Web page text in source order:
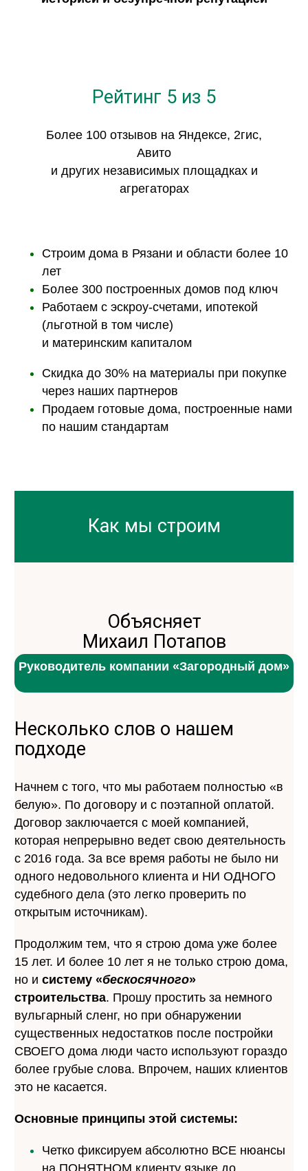
Рейтинг 5 из 5
Более 100 отзывов на Яндексе, 2гис,
Авито
и других независимых площадках и
агрегаторах
Строим дома в Рязани и области более 10
лет
Более 300 построенных домов под ключ
Работаем с эскроу-счетами, ипотекой
(льготной в том числе)
и материнским капиталом
Скидка до 30% на материалы при покупке
через наших партнеров
Продаем готовые дома, построенные нами
по нашим стандартам
Как мы строим
Объясняет
Михаил Потапов
Руководитель компании «Загородный дом»
Несколько слов о нашем
подходе
Начнем с того, что мы работаем полностью «в
белую». По договору и с поэтапной оплатой.
Договор заключается с моей компанией,
которая непрерывно ведет свою деятельность
с 2016 года. За все время работы не было ни
одного недовольного клиента и НИ ОДНОГО
судебного дела (это легко проверить по
открытым источникам).
Продолжим тем, что я строю дома уже более
15 лет. И более 10 лет я не только строю дома,
но и систему «бескосячного»
строительства. Прошу простить за немного
вульгарный сленг, но при обнаружении
существенных недостатков после постройки
СВОЕГО дома люди часто используют гораздо
более грубые слова. Впрочем, наших клиентов
это не касается.
Основные принципы этой системы:
Четко фиксируем абсолютно ВСЕ нюансы
на ПОНЯТНОМ клиенту языке до